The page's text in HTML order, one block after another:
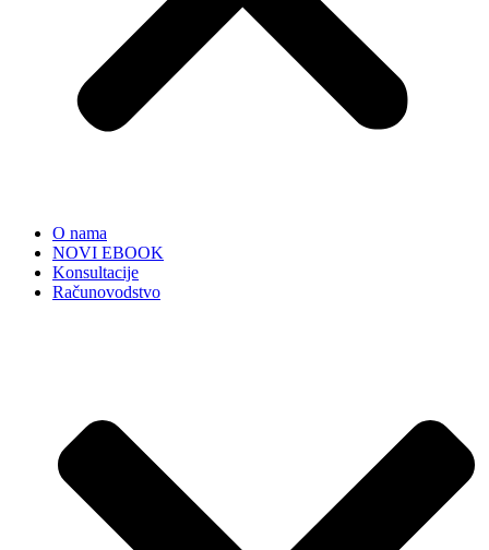
O nama
NOVI EBOOK
Konsultacije
Računovodstvo